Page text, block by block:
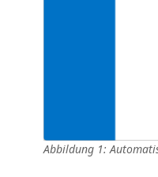
Abbildung 1: